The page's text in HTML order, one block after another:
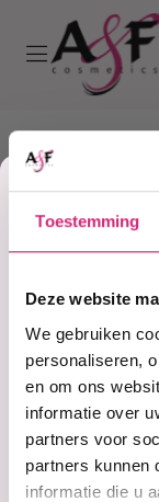
Toestemming
Deze website
We gebruiken
personaliseren,
en om ons
informatie over
partners voor
partners kunnen
informatie die u
Home
#tonic
Filter